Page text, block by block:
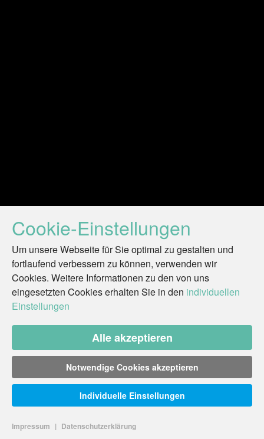
Cookie-Einstellungen
Um unsere Webseite für Sie optimal zu gestalten und
fortlaufend verbessern zu können, verwenden wir
Cookies. Weitere Informationen zu den von uns
eingesetzten Cookies erhalten Sie in den individuellen
Einstellungen
Alle akzeptieren
Notwendige Cookies akzeptieren
Impressum | Datenschutzerklärung
Individuelle Einstellungen